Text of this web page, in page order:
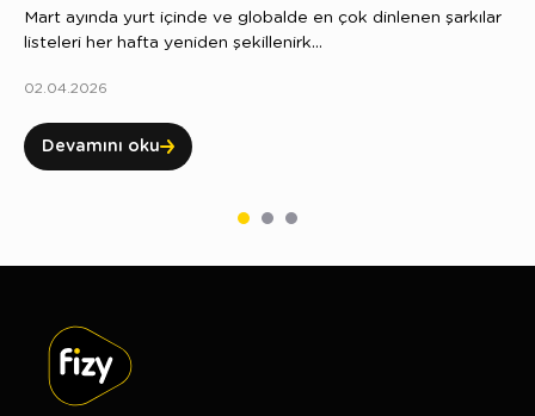
Mart ayında yurt içinde ve globalde en çok dinlenen şarkılar
listeleri her hafta yeniden şekillenirk...
02.04.2026
Devamını oku